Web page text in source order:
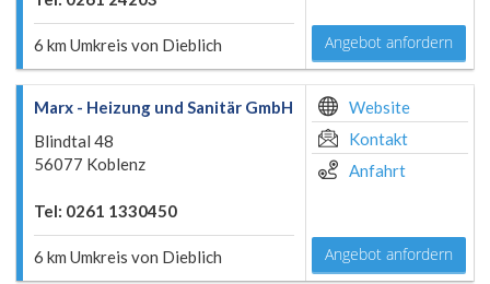
6 km Umkreis von Dieblich Angebot anfordern
Marx - Heizung und Sanitär GmbH
Blindtal 48
56077 Koblenz
Tel: 0261 1330450
6 km Umkreis von Dieblich
Website
Kontakt
Anfahrt
Angebot anfordern